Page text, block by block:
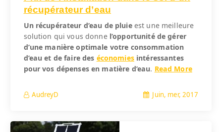
récupérateur d’eau
Un récupérateur d’eau de pluieest une meilleure
solution qui vous donne l’opportunité de gérer
d’une manière optimale votre consommation
d’eau et de faire des économiesintéressantes
pour vos dépenses en matière d’eau. Read More
AudreyD Juin, mer, 2017